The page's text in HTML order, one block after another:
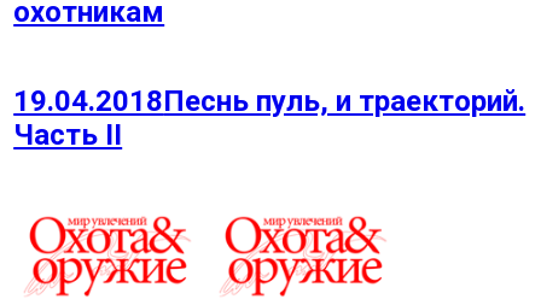
охотникам
19.04.2018Песнь пуль, и траекторий.
Часть II